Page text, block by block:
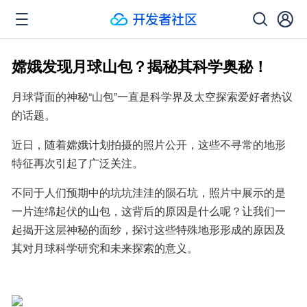
嫦娥发现月球山包？揭秘其科学奥秘！
月球背面的神秘“山包”一直是科学界及太空探索爱好者热议
的话题。
近日，随着嫦娥计划拍摄的照片公开，这些不寻常的地形
特征再次引起了广泛关注。
不同于人们预期中的坑坑洼洼的陨石坑，照片中展示的是
一片连绵起伏的山包，这背后的原因是什么呢？让我们一
起揭开这层神秘的面纱，探讨这些特殊地形形成的原因及
其对月球科学研究和未来探索的意义。